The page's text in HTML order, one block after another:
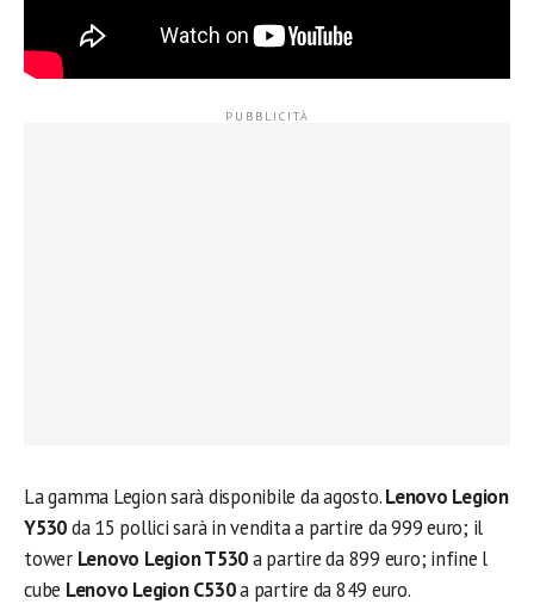
La gamma Legion sarà disponibile da agosto.Lenovo Legion
Y530da 15 pollici sarà in vendita a partire da 999 euro; il
tower Lenovo Legion T530a partire da 899 euro; infine l
cube Lenovo Legion C530a partire da 849 euro.